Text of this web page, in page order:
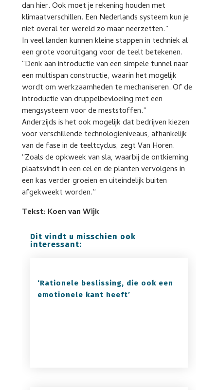
dan hier. Ook moet je rekening houden met
klimaatverschillen. Een Nederlands systeem kun je
niet overal ter wereld zo maar neerzetten.”
In veel landen kunnen kleine stappen in techniek al
een grote vooruitgang voor de teelt betekenen.
“Denk aan introductie van een simpele tunnel naar
een multispan constructie, waarin het mogelijk
wordt om werkzaamheden te mechaniseren. Of de
introductie van druppelbevloeiing met een
mengsysteem voor de meststoffen.”
Anderzijds is het ook mogelijk dat bedrijven kiezen
voor verschillende technologieniveaus, afhankelijk
van de fase in de teeltcyclus, zegt Van Horen.
“Zoals de opkweek van sla, waarbij de ontkieming
plaatsvindt in een cel en de planten vervolgens in
een kas verder groeien en uiteindelijk buiten
afgekweekt worden.”
Tekst: Koen van Wijk
Dit vindt u misschien ook
interessant:
‘Rationele beslissing, die ook een
emotionele kant heeft’